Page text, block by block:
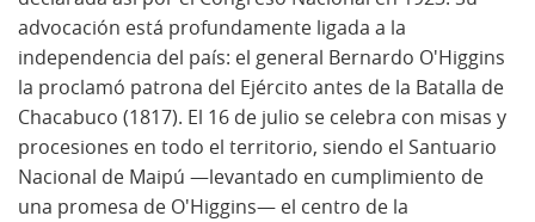
advocación está profundamente ligada a la
independencia del país: el general Bernardo O'Higgins
la proclamó patrona del Ejército antes de la Batalla de
Chacabuco (1817). El 16 de julio se celebra con misas y
procesiones en todo el territorio, siendo el Santuario
Nacional de Maipú —levantado en cumplimiento de
una promesa de O'Higgins— el centro de la